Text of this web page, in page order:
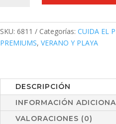
SKU: 6811 Categorías: CUIDA EL
PREMIUMS, VERANO Y PLAYA
DESCRIPCIÓN
INFORMACIÓN
VALORACIONES (0)